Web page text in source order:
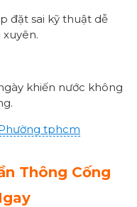
đặt sai kỹ thuật dễ
khiến nước không
tphcm
Thông Cống